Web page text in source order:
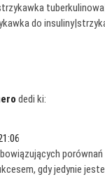
do
dedi ki:
gdy jedynie